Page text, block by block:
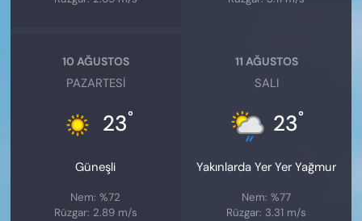
10 AĞUSTOS
PAZARTESI
23°
Güneşli
Nem: %72
Rüzgar: 2.89 m/s
11 AĞUSTOS
SALI
23°
Yakınlarda Yer Yer Yağmur
Nem: %77
Rüzgar: 3.31 m/s